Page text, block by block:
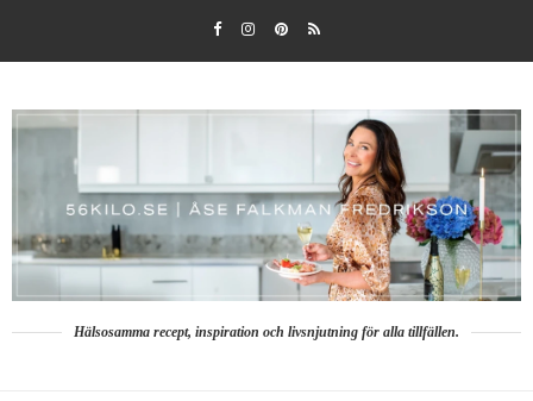
Hälsosamma recept, inspiration och livsnjutning för alla tillfällen.